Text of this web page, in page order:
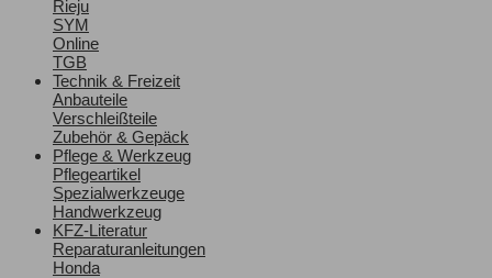
Rieju
SYM
Online
TGB
Technik & Freizeit
Anbauteile
Verschleißteile
Zubehör & Gepäck
Pflege & Werkzeug
Pflegeartikel
Spezialwerkzeuge
Handwerkzeug
KFZ-Literatur
Reparaturanleitungen
Honda